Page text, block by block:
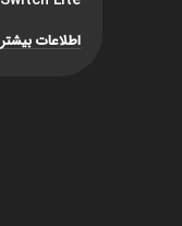
اطلاعات بیشتر